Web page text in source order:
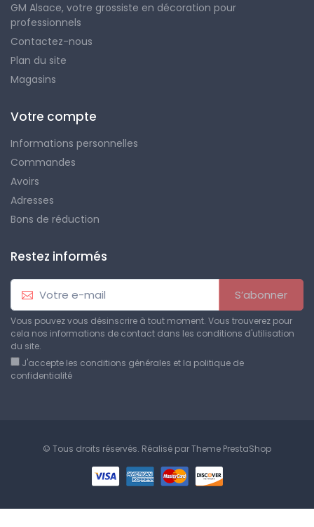
GM Alsace, votre grossiste en décoration pour
professionnels
Contactez-nous
Plan du site
Magasins
Votre compte
Informations personnelles
Commandes
Avoirs
Adresses
Bons de réduction
Restez informés
S’abonner
Vous pouvez vous désinscrire à tout moment. Vous trouverez pour
cela nos informations de contact dans les conditions d'utilisation
du site.
J'accepte les conditions générales et la politique de
confidentialité
© Tous droits réservés. Réalisé parTheme PrestaShop